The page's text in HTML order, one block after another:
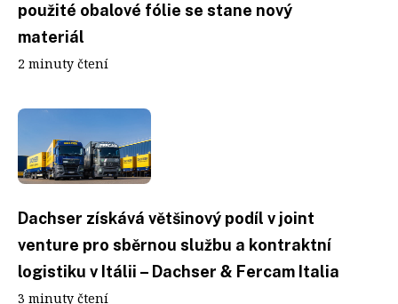
použité obalové fólie se stane nový
materiál
2 minuty čtení
Dachser získává většinový podíl v joint
venture pro sběrnou službu a kontraktní
logistiku v Itálii – Dachser & Fercam Italia
3 minuty čtení